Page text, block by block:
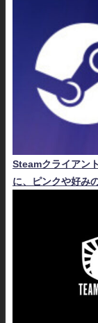
Steamクライアン
に、ピンクや好み